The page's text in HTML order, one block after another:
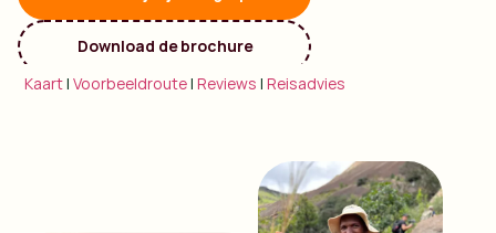
Download de brochure
Kaart|Voorbeeldroute|Reviews |Reisadvies